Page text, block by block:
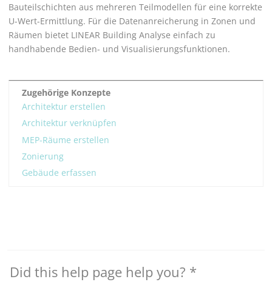
Bauteilschichten aus mehreren Teilmodellen für eine korrekte
U-Wert-Ermittlung. Für die Datenanreicherung in Zonen und
Räumen bietet LINEAR Building Analyse einfach zu
handhabende Bedien- und Visualisierungsfunktionen.
Zugehörige Konzepte
Architektur erstellen
Architektur verknüpfen
MEP-Räume erstellen
Zonierung
Gebäude erfassen
Did this help page help you? *